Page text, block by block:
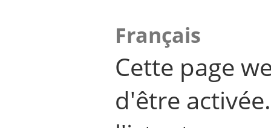
Français
Cette page
d'être